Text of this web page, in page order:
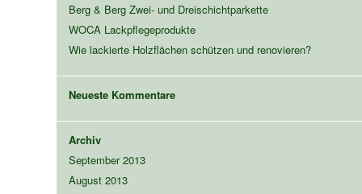
Berg & Berg Zwei- und Dreischichtparkette
WOCA Lackpflegeprodukte
Wie lackierte Holzflächen schützen und renovieren?
Neueste Kommentare
Archiv
September 2013
August 2013